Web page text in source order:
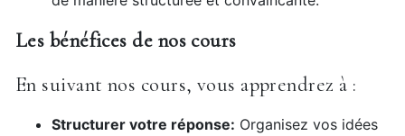
Les bénéfices de nos cours
En suivant nos cours, vous apprendrez à :
Structurer votre réponse: Organisez vos idées